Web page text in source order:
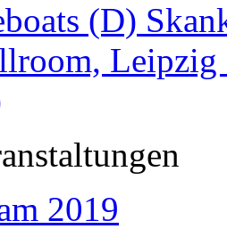
(D)
Leipzig
2019